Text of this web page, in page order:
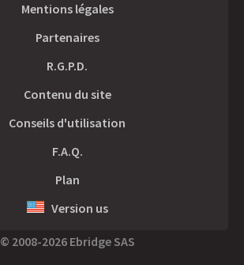
Mentions légales
Partenaires
R.G.P.D.
Contenu du site
Conseils d'utilisation
F.A.Q.
Plan
Version us
© 2008-2026 Ebridge SAS